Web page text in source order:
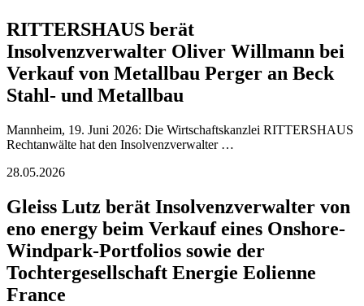
RITTERSHAUS berät
Insolvenzverwalter Oliver Willmann bei
Verkauf von Metallbau Perger an Beck
Stahl- und Metallbau
Mannheim, 19. Juni 2026: Die Wirtschaftskanzlei RITTERSHAUS
Rechtanwälte hat den Insolvenzverwalter …
28.05.2026
Gleiss Lutz berät Insolvenzverwalter von
eno energy beim Verkauf eines Onshore-
Windpark-Portfolios sowie der
Tochtergesellschaft Energie Eolienne
France